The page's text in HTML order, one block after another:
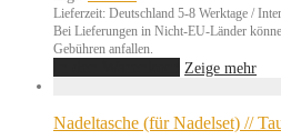
Lieferzeit: Deutschland 5-8 Werktage /
Bei Lieferungen in Nicht-EU-Länder
Gebühren anfallen.
Zeige mehr
Nadeltasche (für Nadelset) //